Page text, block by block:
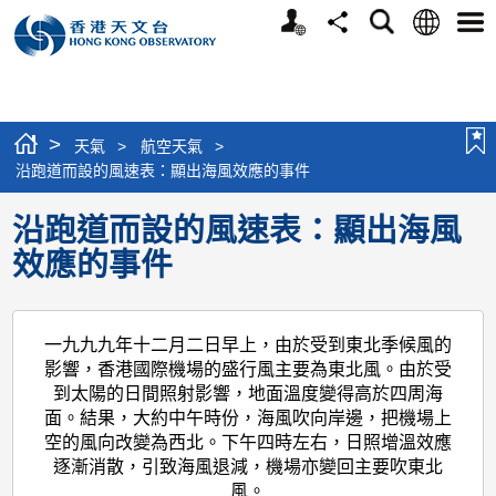
個
分
搜
語
選
> 天氣 > 航空天氣
>
沿跑道而設的風速表：顯出海風效應的事件
沿跑道而設的風速表：顯出海風
效應的事件
一九九九年十二月二日早上，由於受到東北季候風的
影響，香港國際機場的盛行風主要為東北風。由於受
到太陽的日間照射影響，地面溫度變得高於四周海
面。結果，大約中午時份，海風吹向岸邊，把機場上
空的風向改變為西北。下午四時左右，日照增溫效應
逐漸消散，引致海風退減，機場亦變回主要吹東北
風。